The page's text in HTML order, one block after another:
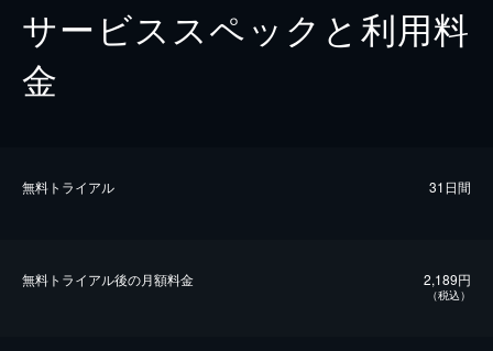
サービススペックと利用料
金
無料トライアル 31日間
無料トライアル後の⽉額料金 2,189円
（税込）